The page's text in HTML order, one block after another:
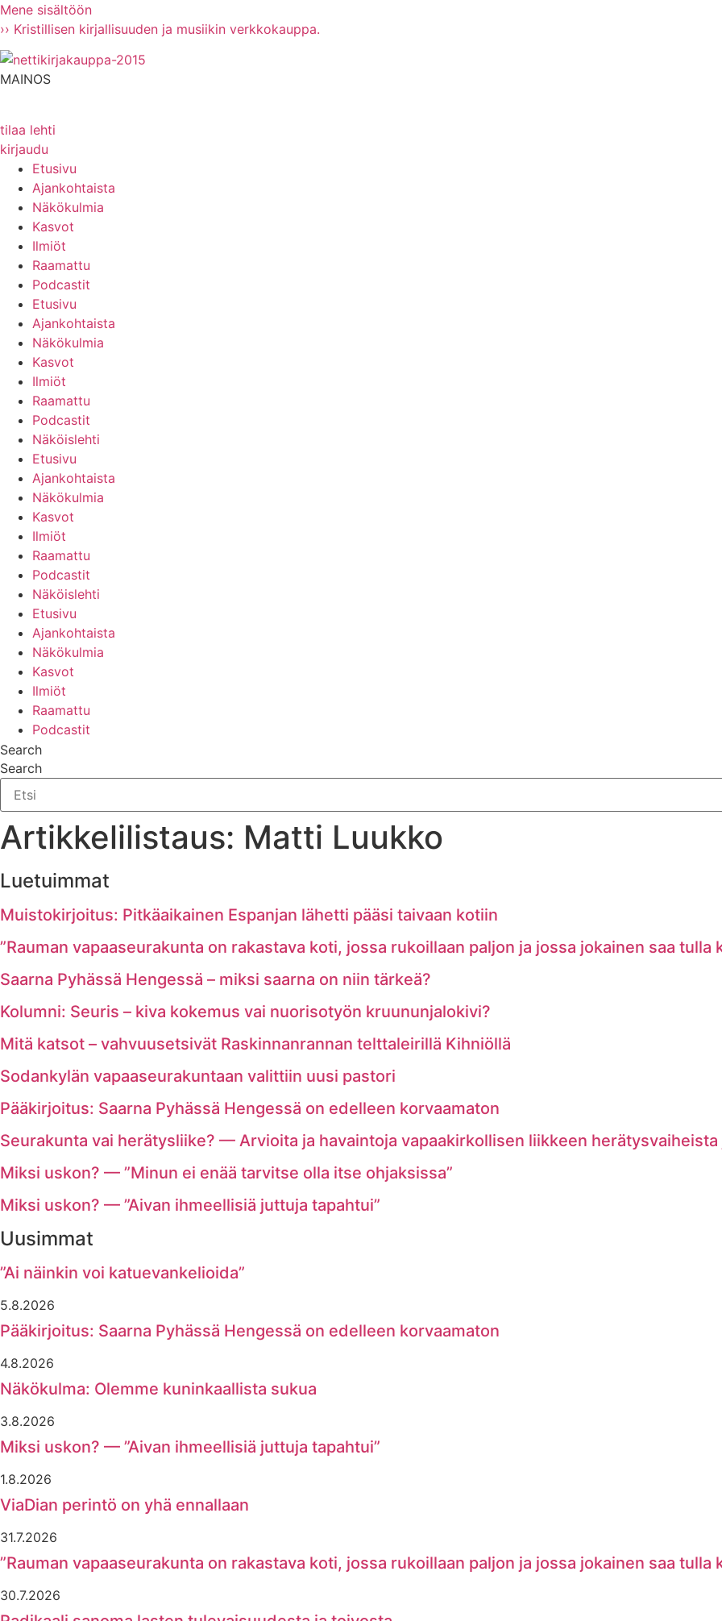
Mene sisältöön
›› Kristillisen kirjallisuuden ja musiikin verkkokauppa.
MAINOS
tilaa lehti
kirjaudu
Etusivu
Ajankohtaista
Näkökulmia
Kasvot
Ilmiöt
Raamattu
Podcastit
Etusivu
Ajankohtaista
Näkökulmia
Kasvot
Ilmiöt
Raamattu
Podcastit
Näköislehti
Etusivu
Ajankohtaista
Näkökulmia
Kasvot
Ilmiöt
Raamattu
Podcastit
Näköislehti
Etusivu
Ajankohtaista
Näkökulmia
Kasvot
Ilmiöt
Raamattu
Podcastit
Search
Search
Artikkelilistaus: Matti Luukko
Luetuimmat
Muistokirjoitus: Pitkäaikainen Espanjan lähetti pääsi taivaan kotiin
”Rauman vapaaseurakunta on rakastava koti, jossa rukoillaan paljon ja jossa jokainen saa tulla
Saarna Pyhässä Hengessä – miksi saarna on niin tärkeä?
Kolumni: Seuris – kiva kokemus vai nuorisotyön kruununjalokivi?
Mitä katsot – vahvuusetsivät Raskinnanrannan telttaleirillä Kihniöllä
Sodankylän vapaaseurakuntaan valittiin uusi pastori
Pääkirjoitus: Saarna Pyhässä Hengessä on edelleen korvaamaton
Seurakunta vai herätysliike? — Arvioita ja havaintoja vapaakirkollisen liikkeen
Miksi uskon? — ”Minun ei enää tarvitse olla itse ohjaksissa”
Miksi uskon? — ”Aivan ihmeellisiä juttuja tapahtui”
Uusimmat
”Ai näinkin voi katuevankelioida”
5.8.2026
Pääkirjoitus: Saarna Pyhässä Hengessä on edelleen korvaamaton
4.8.2026
Näkökulma: Olemme kuninkaallista sukua
3.8.2026
Miksi uskon? — ”Aivan ihmeellisiä juttuja tapahtui”
1.8.2026
ViaDian perintö on yhä ennallaan
31.7.2026
”Rauman vapaaseurakunta on rakastava koti, jossa rukoillaan paljon ja jossa jokainen saa tulla
30.7.2026